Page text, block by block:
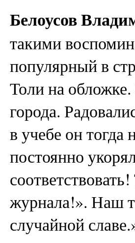
Белоусов
такими
популярный в
Толи на
города.
в учебе он тогда
постоянно
журнала!». Наш
случайной